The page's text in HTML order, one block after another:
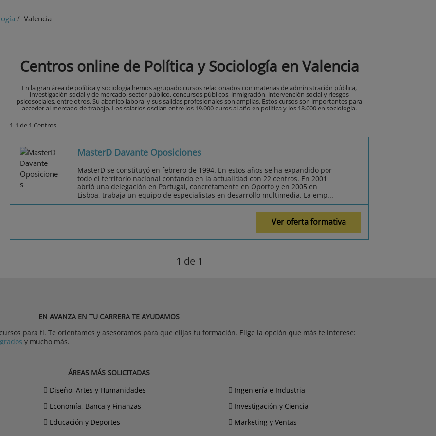
/ Valencia
Centros online de Política y Sociología en Valencia
En la gran área de política y sociología hemos agrupado cursos relacionados con materias de administración pública,
investigación social y de mercado, sector público, concursos públicos, inmigración, intervención social y riesgos
psicosociales, entre otros. Su abanico laboral y sus salidas profesionales son amplias. Estos cursos son importantes para
acceder al mercado de trabajo. Los salarios oscilan entre los 19.000 euros al año en política y los 18.000 en sociología.
1-1 de 1 Centros
MasterD Davante Oposiciones
MasterD se constituyó en febrero de 1994. En estos años se ha expandido por
todo el territorio nacional contando en la actualidad con 22 centros. En 2001
abrió una delegación en Portugal, concretamente en Oporto y en 2005 en
Lisboa, trabaja un equipo de especialistas en desarrollo multimedia. La emp...
Ver oferta formativa
1 de 1
EN AVANZA EN TU CARRERA TE AYUDAMOS
para ti. Te orientamos y asesoramos para que elijas tu formación. Elige la opción que más te interese:
y mucho más.
ÁREAS MÁS SOLICITADAS
Diseño, Artes y Humanidades
Economía, Banca y Finanzas
Educación y Deportes
Ingeniería e Industria
Investigación y Ciencia
Marketing y Ventas